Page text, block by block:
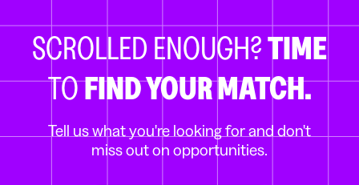
SCROLLED ENOUGH?TIME
TOFIND YOUR MATCH.
Tell us what you're looking for and don't
miss out on opportunities.